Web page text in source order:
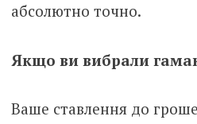
абсолютно точно.
Якщо ви вибрали
Ваше ставлення до